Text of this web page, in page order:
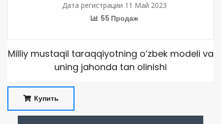
Дата регистрации 11 Май 2023
55 Продаж
Milliy mustaqil taraqqiyotning o‘zbek modeli va
uning jahonda tan olinishi
Купить